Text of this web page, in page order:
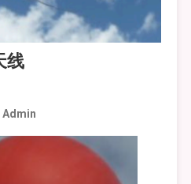
线
Admin